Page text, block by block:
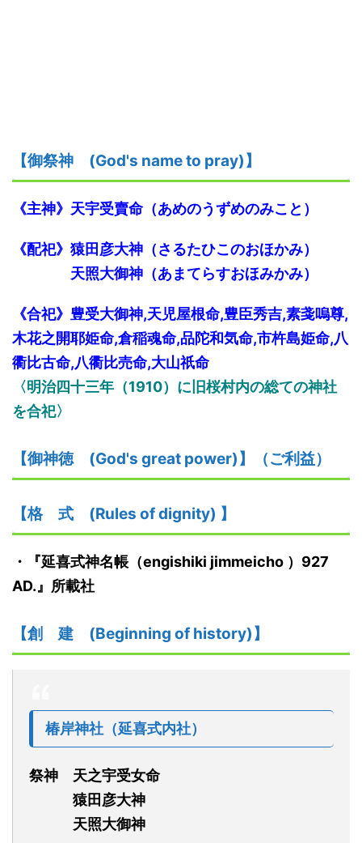
【御祭神 (God's name to pray)】
《主神》天宇受賣命（あめのうずめのみこと）
《配祀》猿田彦大神 （さるたひこのおほかみ）
天照大御神 （あまてらすおほみかみ）
《合祀》 豊受大御神,天児屋根命,豊臣秀吉,素戔嗚尊,
木花之開耶姫命,倉稲魂命,品陀和気命,市杵島姫命,八
衢比古命,八衢比売命,大山祇命
〈明治四十三年 （1910）に 旧桜村内の総ての神社
を合祀〉
【御神徳 (God's great power)】 （ご利益）
【格 式 (Rules of dignity) 】
・『延喜式神名帳 （engishiki jimmeicho ） 927
AD. 』 所載社
【創 建 (Beginning of history)】
椿岸神社 （延喜式内社）
祭神
天之宇受女命
猿田彦大神
天照大御神